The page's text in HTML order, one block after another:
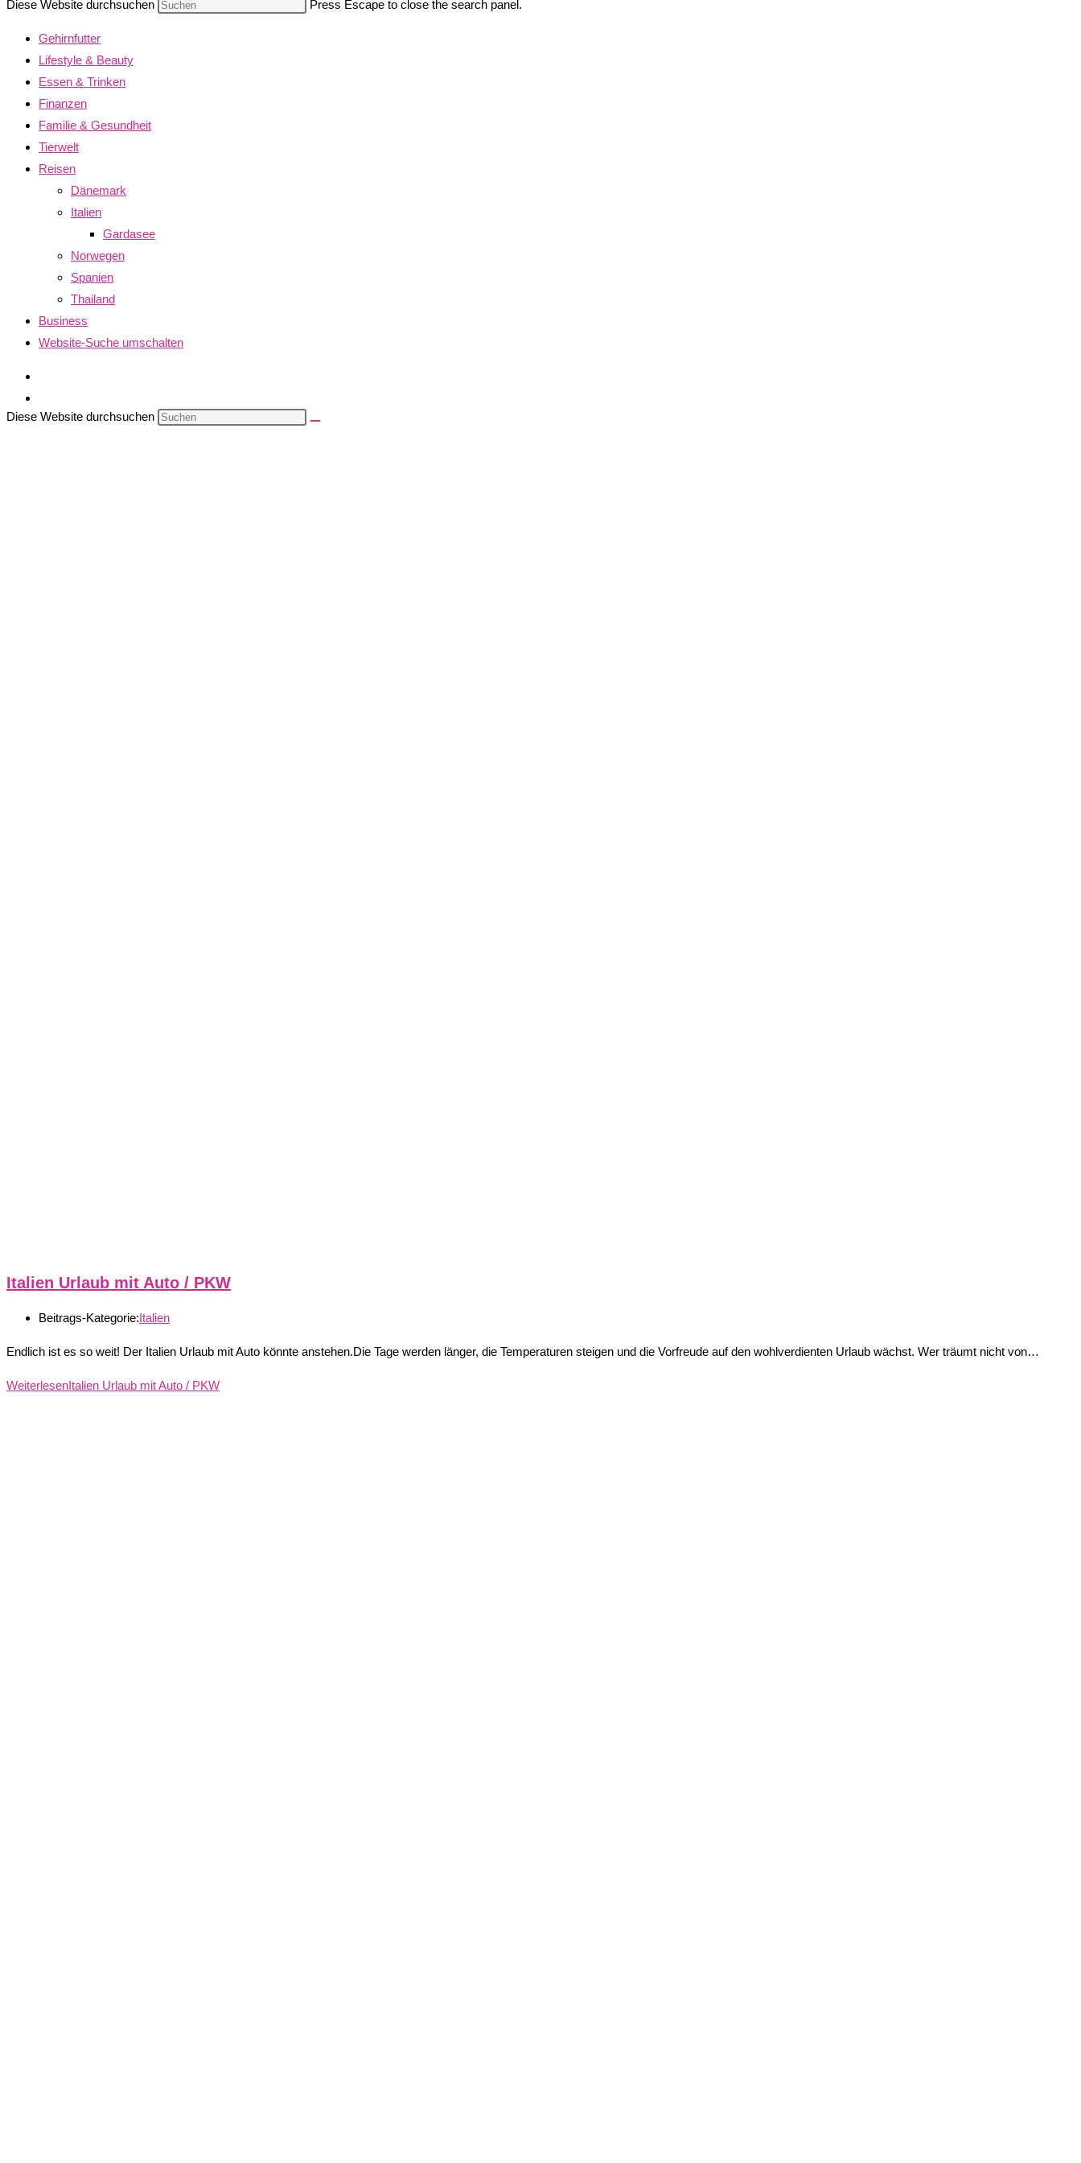
Diese Website durchsuchen Press Escape to close the search panel.
Gehirnfutter
Lifestyle & Beauty
Essen & Trinken
Finanzen
Familie & Gesundheit
Tierwelt
Reisen
Dänemark
Italien
Gardasee
Norwegen
Spanien
Thailand
Business
Website-Suche umschalten
Diese Website durchsuchen
Italien Urlaub mit Auto / PKW
Beitrags-Kategorie:Italien
Endlich ist es so weit! Der Italien Urlaub mit Auto könnte anstehen.Die Tage werden länger, die Temperaturen steigen und die Vorfreude auf den wohlverdienten Urlaub wächst. Wer träumt nicht von…
WeiterlesenItalien Urlaub mit Auto / PKW